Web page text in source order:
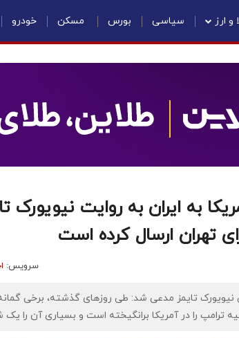
و ارز سیاسی بورس مسکن خودرو
به ایران به روایت نیویورک
تهران ارسال کرده است
سرویس:
نیویورک تایمز مدعی شد: طی روزهای گذشته، برخی
ترامپ را در آمریکا برانگیخته است و بسیاری آن را